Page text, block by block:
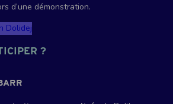
d’une démonstration.
Dolidej
?